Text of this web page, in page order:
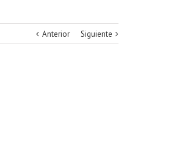
Anterior Siguiente